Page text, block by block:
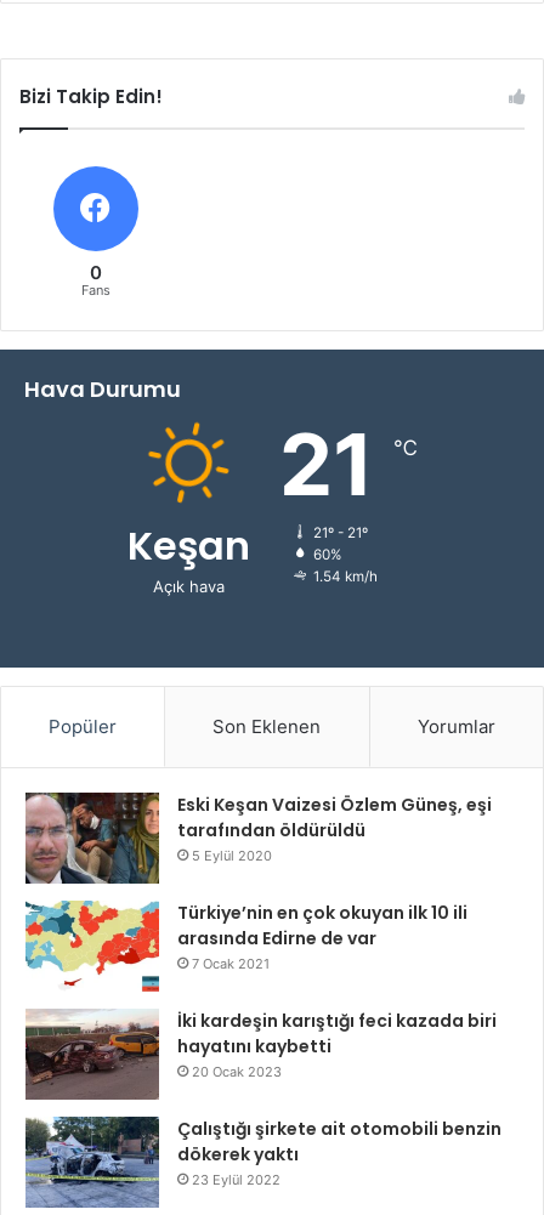
Bizi Takip Edin!
0
Fans
Hava Durumu
Keşan
Açık hava
21 ℃
21º - 21º
60%
1.54 km/h
Popüler Son Eklenen Yorumlar
Eski Keşan Vaizesi Özlem Güneş, eşi
tarafından öldürüldü
5 Eylül 2020
Türkiye’nin en çok okuyan ilk 10 ili
arasında Edirne de var
7 Ocak 2021
İki kardeşin karıştığı feci kazada biri
hayatını kaybetti
20 Ocak 2023
Çalıştığı şirkete ait otomobili benzin
dökerek yaktı
23 Eylül 2022